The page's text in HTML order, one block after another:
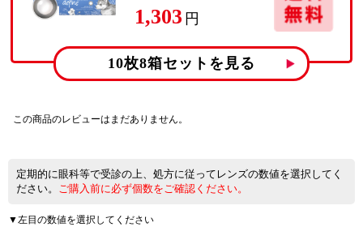
1,303 円
10枚8箱セットを見る
この商品のレビューはまだありません。
定期的に眼科等で受診の上、処方に従ってレンズの数値を選択してく
ださい。 ご購入前に必ず個数をご確認ください。
▼左目の数値を選択してください